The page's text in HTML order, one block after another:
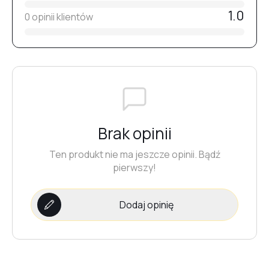
#14
#19
0 opinii klientów 1.0
Brak opinii
Ten produkt nie ma jeszcze opinii. Bądź
pierwszy!
Dodaj opinię